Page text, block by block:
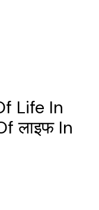
Life In
लाइफ In